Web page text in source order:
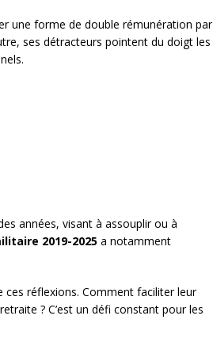
une forme de double rémunération par
ses détracteurs pointent du doigt les
années, visant à assouplir ou à
2019-2025 a notamment
réflexions. Comment faciliter leur
? C’est un défi constant pour les